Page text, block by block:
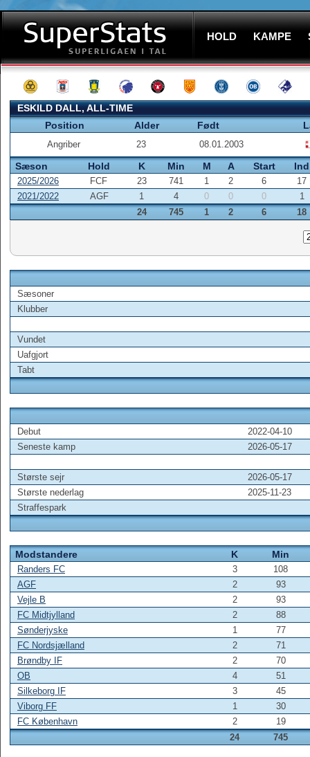
HOLD KAMPE
ESKILD DALL, ALL-TIME
Position
Alder Født
Angriber 23 08.01.2003
Sæson Hold K Min M A Start Ind
2025/2026 FCF 23 741 1 2 6
17
2021/2022
AGF 1 4 0 0 0
1
24
745 1 2 6 18
Sæsoner
Klubber
Vundet
Uafgjort
Tabt
Debut
2022-04-10
Seneste kamp
2026-05-17
Største sejr
2026-05-17
Største nederlag
2025-11-23
Straffespark
Modstandere K Min
Randers FC 3
108
AGF
2
93
Vejle B
2
93
FC Midtjylland
2
88
Sønderjyske
1
77
FC Nordsjælland
2
71
Brøndby IF
2
70
OB
4
51
Silkeborg IF
3
45
Viborg FF
1
30
FC København
2
19
24
745